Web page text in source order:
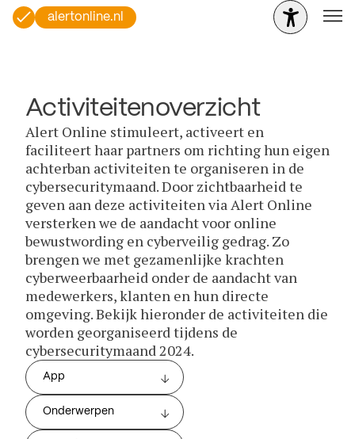
alertonline.nl
Activiteitenoverzicht
Alert Online stimuleert, activeert en
faciliteert haar partners om richting hun eigen
achterban activiteiten te organiseren in de
cybersecuritymaand. Door zichtbaarheid te
geven aan deze activiteiten via Alert Online
versterken we de aandacht voor online
bewustwording en cyberveilig gedrag. Zo
brengen we met gezamenlijke krachten
cyberweerbaarheid onder de aandacht van
medewerkers, klanten en hun directe
omgeving. Bekijk hieronder de activiteiten die
worden georganiseerd tijdens de
cybersecuritymaand 2024.
App
Onderwerpen